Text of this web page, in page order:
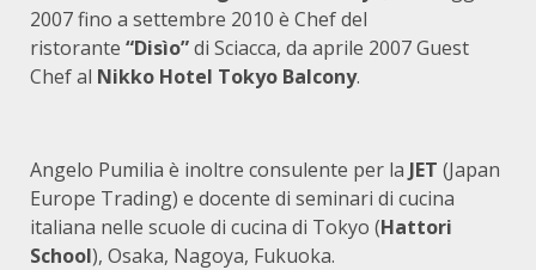
2007 fino a settembre 2010 è Chef del
ristorante “Disìo”di Sciacca, da aprile 2007 Guest
Chef al Nikko Hotel Tokyo Balcony.
Angelo Pumilia è inoltre consulente per la JET (Japan
Europe Trading) e docente di seminari di cucina
italiana nelle scuole di cucina di Tokyo (Hattori
School), Osaka, Nagoya, Fukuoka.